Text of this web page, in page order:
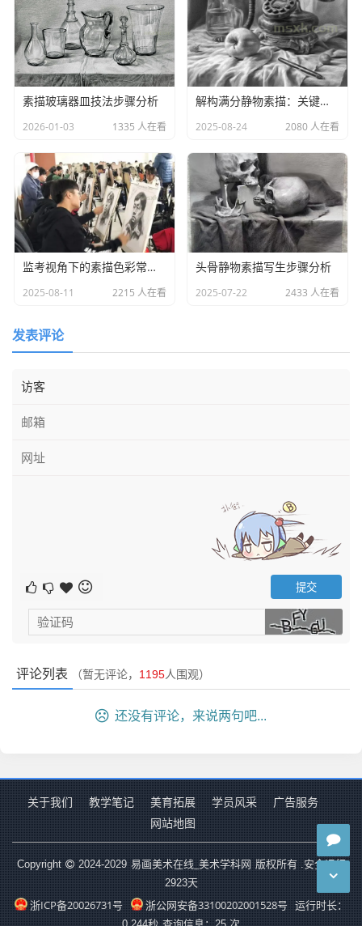
段。由于西方解剖学和透视学在美术领域被揭示，15世纪欧
洲的文艺复兴孕育了一批大师，把素描艺术推向了新的高
度。严格与严谨在学生学习素描时，特别是学习的初级阶段
是必须提倡的。没有长期的严格地训练，没有严谨的写实功
夫，缺乏刻苦钻研精神，学习是得不到成功的。
众多有志青年学习素描极为用功，却进步迟缓，分析原
习之大忌。知用脑者事半功倍，不善于用脑者事倍功无。凡
跟我学习过素描的人，无不说跟我学得太紧张，头痛！而我
要说不用心、不头痛是学不好素描的。用头脑画是关键之关
键。
重观察与理解，避免抄对象
主动地、自觉地表现对象的本质，不被表面偶然现象与光影
所迷惑。通过观察与理解，把看似含糊不清的外形与理解了
的内在结构统一起来，画出明确而肯定的形体，把看似繁杂
选，有取舍、有主次地去粗取精，去伪存真地表现对象。能
种是主动地表现，一种是被动地抄袭。毕加索大师指责抄对
象的人是“只看事物的表面，是很荒唐的”!两种方法不同的
是：一个理解，一个不理解；一个主动，一个被动；一个抓
必然，一个看偶然，一个表现，一个抄袭；一个观察形的结
一个看到什么画什么。两种方法界线分明，这是会不会、懂
马蒂斯也指出过表现对象有两种完全不同的方法，“一种是
原本原样地摹仿它，另一种则是艺术地把它传写出来”。
广告位
本站部分文章转载自互联网，如有版权问题，请告
知，本站及时下架处理！
素描玻璃器皿技法步骤分析
2026-01-03 1335 人在看
解构满分静物素描：关键要素与创作逻辑
2025-08-24 2080 人在看
监考视角下的素描色彩常见误区解析
2025-08-11 2215 人在看
头骨静物素描写生步骤分析
2025-07-22 2433 人在看
发表评论
评论列表 （暂无评论， 1195人围观）
还没有评论，来说两句吧...
关于我们 教学笔记 美育拓展 学员风采
广告服务
网站地图
Copyright 2024-2029 易画美术在线_美术学科网 版权所有 .安全运行
2923天
浙ICP备20026731号 浙公网安备33100202001528号
运行时长：